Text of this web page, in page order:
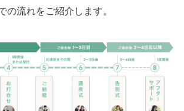
の流れをご紹介します。